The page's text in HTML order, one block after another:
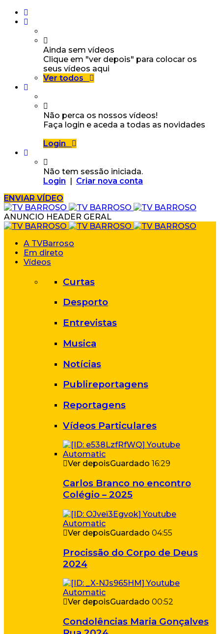
Ainda sem vídeos
Clique em "ver depois" para colocar os
seus vídeos aqui
Ver todos
Não perca os nossos vídeos!
Faça login e aceda a todas as novidades
Login
Não tem sessão iniciada.
Login | Criar nova conta
ENVIAR VÍDEO
ANUNCIO HEADER GERAL
A TVBarroso
Em direto
Vídeos
Curtas
Desporto
Entrevistas
Musica
Notícias
Publireportagens
Reportagens
Vídeos Particulares
Ver depoisGuardado 16:29
Carlos Branco no encontro
Colégio – 2025
Ver depoisGuardado 04:55
Procissão do Corpo de Deus
2024
Ver depoisGuardado 00:52
Condolências Maria Gonçalves